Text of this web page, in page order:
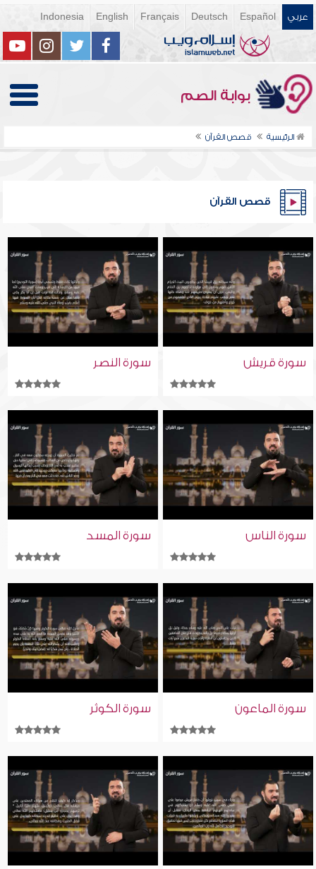
عربي Español
Deutsch
Français
English
Indonesia
بوابة الصم
الرئيسية قصص القرآن
قصص القرآن
سورة قريش سورة النصر
سورة الناس سورة المسد
سورة الماعون سورة الكوثر